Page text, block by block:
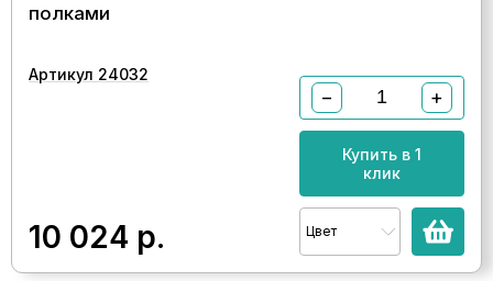
полками
Артикул 24032
10 024 р.
− +
Купить в 1
клик
Цвет